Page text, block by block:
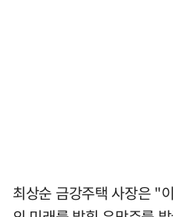
최상순 금강주택 사장은 "